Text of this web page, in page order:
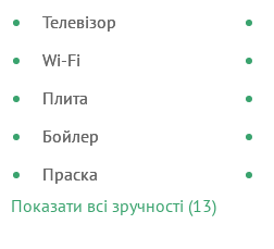
Телевізор
Wi-Fi
Плита
Бойлер
Праска
Показати всі зручності (13)